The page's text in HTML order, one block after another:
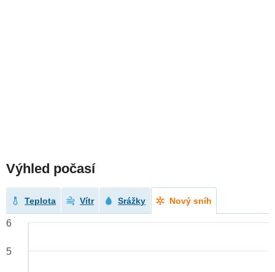
Výhled počasí
Teplota Vítr Srážky Nový sníh
6
5